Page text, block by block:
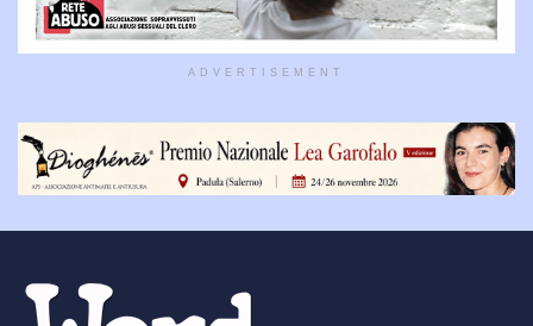
ADVERTISEMENT